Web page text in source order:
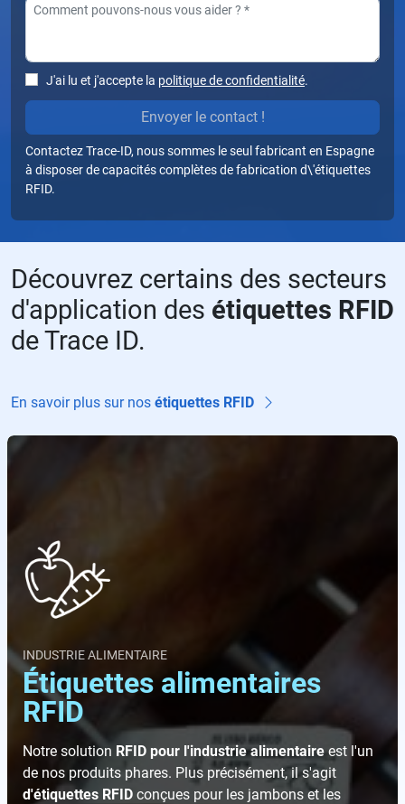
J'ai lu et j'accepte la politique de confidentialité.
or
f
a
v
or
,
ej
a
st
a
m
o.
Envoyer le contact !
Contactez Trace-ID, nous sommes le seul fabricant en Espagne
à disposer de capacités complètes de fabrication d\'étiquettes
RFID.
Découvrez certains des secteurs
d'application des étiquettes RFID
de Trace ID.
En savoir plus sur nos étiquettes RFID
INDUSTRIE ALIMENTAIRE
Étiquettes alimentaires
RFID
Notre solution RFID pour l'industrie alimentaireest l'un
de nos produits phares. Plus précisément, il s'agit
d'étiquettes RFID conçues pour les jambons et les